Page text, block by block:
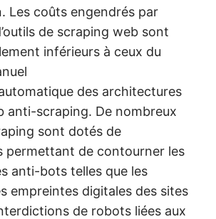
Les coûts engendrés par
de scraping web sont
inférieurs à ceux du
des architectures
anti-scraping. De nombreux
sont dotés de
permettant de contourner les
anti-bots telles que les
empreintes digitales des sites
de robots liées aux